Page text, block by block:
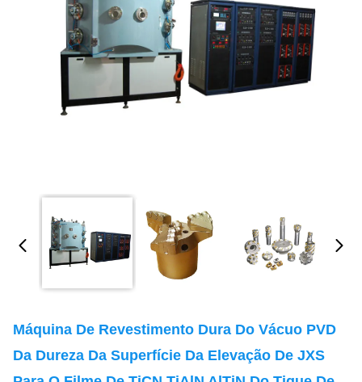
Máquina De Revestimento Dura Do Vácuo PVD
Da Dureza Da Superfície Da Elevação De JXS